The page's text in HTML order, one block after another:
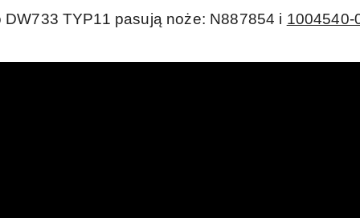
DW733 TYP11 pasują noże: N887854 i 1004540-